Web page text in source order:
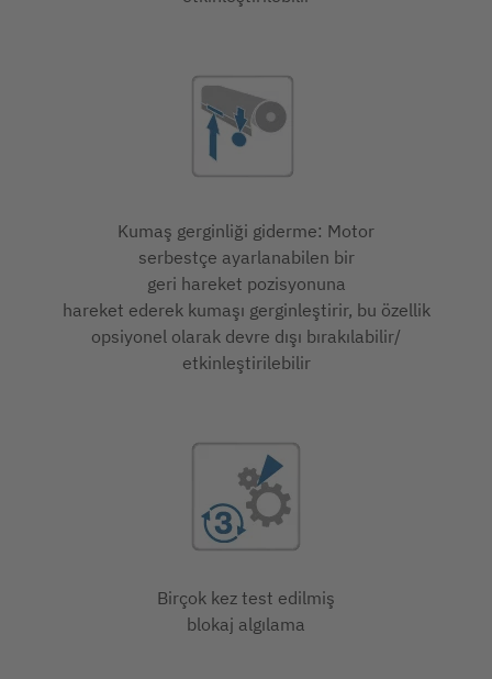
Kumaş gerginliği giderme: Motor
serbestçe ayarlanabilen bir
geri hareket pozisyonuna
hareket ederek kumaşı gerginleştirir, bu özellik
opsiyonel olarak devre dışı bırakılabilir/
etkinleştirilebilir
Birçok kez test edilmiş
blokaj algılama